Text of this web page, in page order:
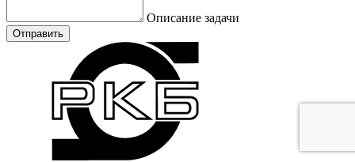
Описание задачи
Отправить